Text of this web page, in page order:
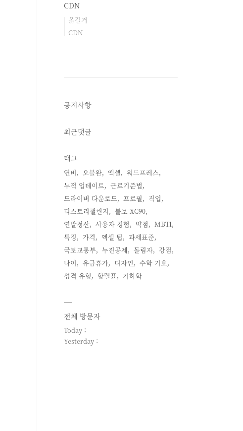
CDN
옮길거
CDN
공지사항
최근댓글
태그
연비 오블완 엑셀
워드프레스
누적 업데이트
근로기준법
드라이버 다운로드
프로필
직업
티스토리챌린지
볼보 XC90
연말정산
사용자 경험 약점
MBTI
특징
가격 엑셀 팁
과세표준
국토교통부
누진공제 돌림자
강점
나이
유급휴가 디자인
수학 기호
성격 유형
항렬표 기하학
전체 방문자
Today :
Yesterday :